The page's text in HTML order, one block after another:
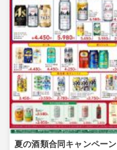
夏の酒類合同キャンペーン